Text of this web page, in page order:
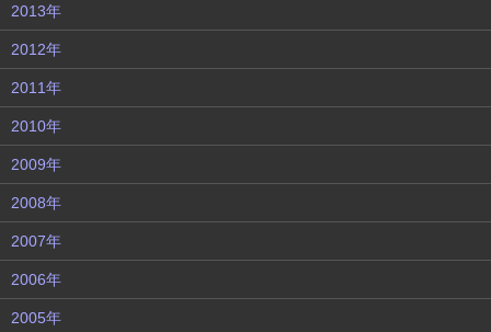
2013年
2012年
2011年
2010年
2009年
2008年
2007年
2006年
2005年